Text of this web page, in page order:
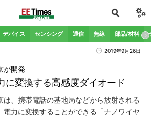
デバイス センシング 通信 無線 部品/材料
2019年9月26日
に変換する高感度ダイオード
が開発
は、携帯電話の基地局などから放射される
電力に変換することができる「ナノワイヤ